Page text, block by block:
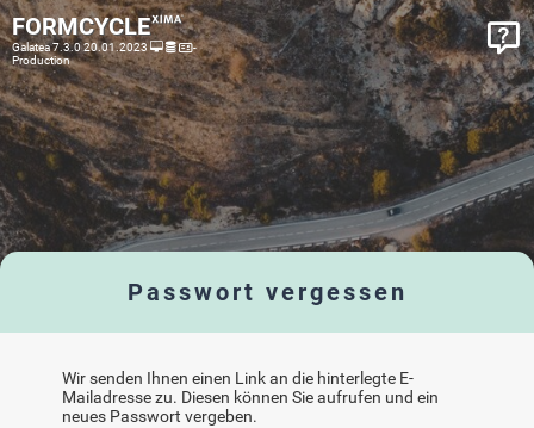
FORMCYCLE
Galatea 7.3.0 20.01.2023
-
Production
Passwort vergessen
Wir senden Ihnen einen Link an die hinterlegte E-
Mailadresse zu. Diesen können Sie aufrufen und ein
neues Passwort vergeben.